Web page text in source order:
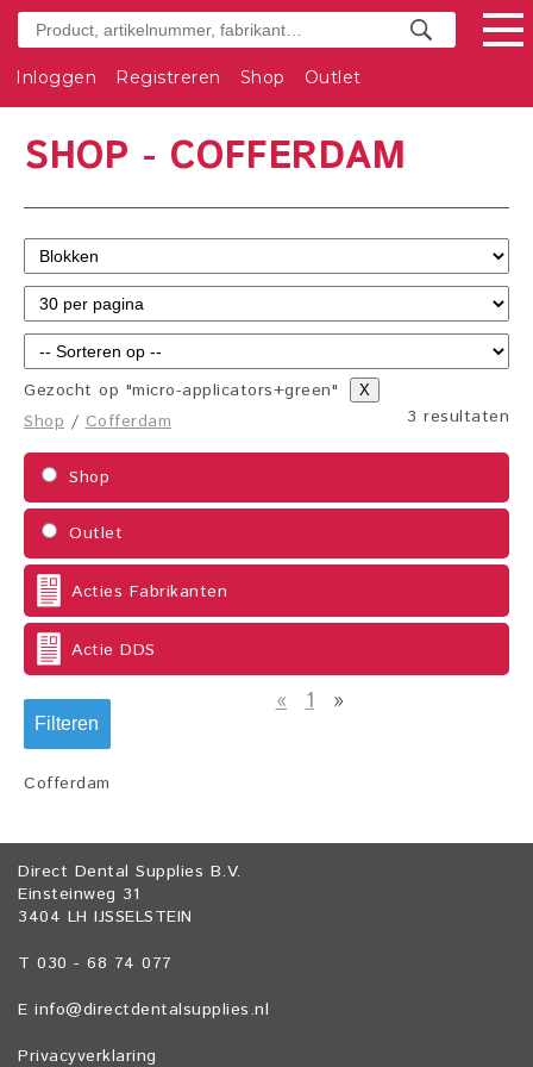
Inloggen Registreren Shop Outlet
SHOP - COFFERDAM
Gezocht op "micro-applicators+green" X
3 resultaten
Shop /Cofferdam
Shop
Outlet
Acties Fabrikanten
Actie DDS
Filteren
Cofferdam
« 1 »
Direct Dental Supplies B.V.
Einsteinweg 31
3404 LH IJSSELSTEIN
T 030 - 68 74 077
E info@directdentalsupplies.nl
Privacyverklaring